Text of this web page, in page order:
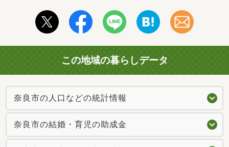
この地域の暮らしデータ
奈良市の人口などの統計情報
奈良市の結婚・育児の助成金